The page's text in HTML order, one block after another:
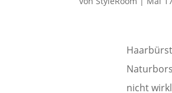
nicht